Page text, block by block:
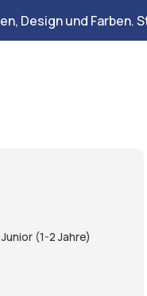
Design und Farben.
Junior (1-2 Jahre)